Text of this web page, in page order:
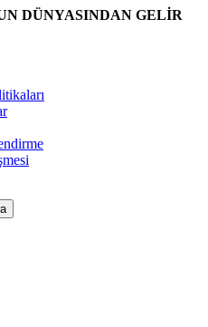
DÜNYASINDAN GELİR